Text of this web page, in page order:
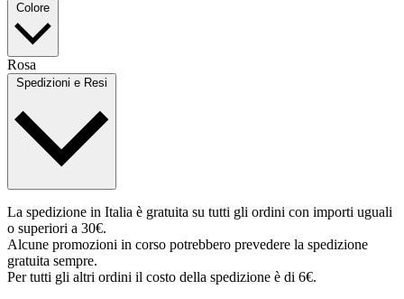
Colore
Rosa
Spedizioni e Resi
La spedizione in Italia è gratuita su tutti gli ordini con importi uguali
o superiori a 30€.
Alcune promozioni in corso potrebbero prevedere la spedizione
gratuita sempre.
Per tutti gli altri ordini il costo della spedizione è di 6€.